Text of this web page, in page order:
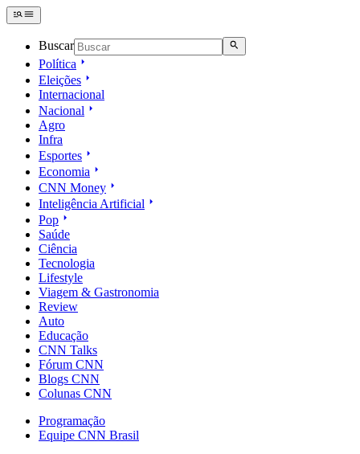
Buscar
Política
Eleições
Internacional
Nacional
Agro
Infra
Esportes
Economia
CNN Money
Inteligência Artificial
Pop
Saúde
Ciência
Tecnologia
Lifestyle
Viagem & Gastronomia
Review
Auto
Educação
CNN Talks
Fórum CNN
Blogs CNN
Colunas CNN
Programação
Equipe CNN Brasil